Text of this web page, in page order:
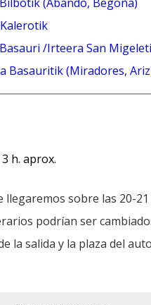
Irteera Kalerotik
Basauri /Irteera San
Basauritik (Miradores,
h. aprox.
llegaremos sobre las 20-21
podrían ser
la salida y la plaza del